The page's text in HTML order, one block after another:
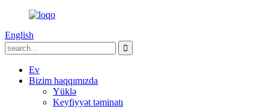
English
Ev
Bizim haqqımızda
Yüklə
Keyfiyyət təminatı